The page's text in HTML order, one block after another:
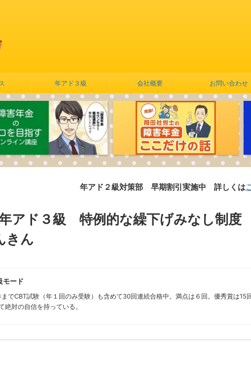
年アド３級 会社概要 お問い合わせ
年アド２級対策部 早期割引実施中 詳しくは こちら
アド３級 特例的な繰下げみなし制
きん
モード
でCBT試験（年１回のみ受験）も含めて30回連続合格中。満点は６回。優秀賞は15
絶対の自信を持っている。